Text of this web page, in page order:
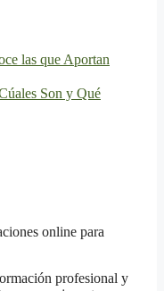
las que Aportan
Son y Qué
online para
profesional y